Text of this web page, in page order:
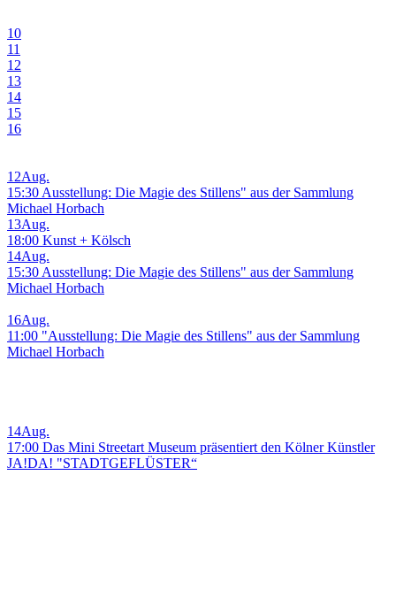
10
11
12
13
14
15
16
12Aug.
15:30 Ausstellung: Die Magie des Stillens" aus der Sammlung
Michael Horbach
13Aug.
18:00 Kunst + Kölsch
14Aug.
15:30 Ausstellung: Die Magie des Stillens" aus der Sammlung
Michael Horbach
16Aug.
11:00 "Ausstellung: Die Magie des Stillens" aus der Sammlung
Michael Horbach
14Aug.
17:00 Das Mini Streetart Museum präsentiert den Kölner Künstler
JA!DA! "STADTGEFLÜSTER“